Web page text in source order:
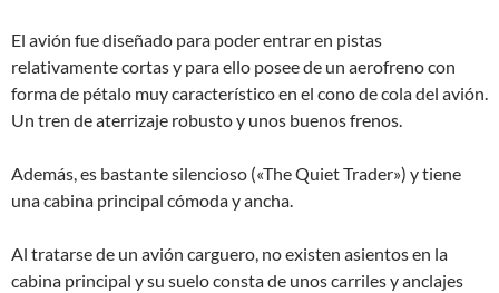
El avión fue diseñado para poder entrar en pistas
relativamente cortas y para ello posee de un aerofreno con
forma de pétalo muy característico en el cono de cola del avión.
Un tren de aterrizaje robusto y unos buenos frenos.
Además, es bastante silencioso («The Quiet Trader») y tiene
una cabina principal cómoda y ancha.
Al tratarse de un avión carguero, no existen asientos en la
cabina principal y su suelo consta de unos carriles y anclajes